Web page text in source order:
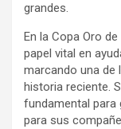
grandes.
En la Copa Oro
papel vital en
marcando una de
historia reciente.
fundamental para
para sus